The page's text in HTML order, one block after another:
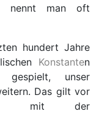
nennt man oft
hundert Jahre
Konstanten
gespielt, unser
Das gilt vor
mit der